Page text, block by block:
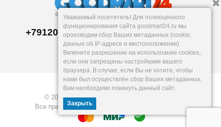
+79120359762, +79120359761 MAX,TG
Склад в Екатеринбург е
Пн-Пт: 10-19, Сб, Вс: вых.
info@goodmart24.ru
© 2026, GoodMart24.ru — Склад низких цен.
Все права защищены. Разработка —
VOID MEDIA
Уважаемый посетитель! Для полноценного
функционирования сайта goodmart24.ru мы
производим сбор Ваших метаданных (cookie,
данные об IP-адресе и местоположении).
Включите разрешение на использоание cookies,
если они запрещены настройками вашего
браузера. В случае, если Вы не хотите, чтобы
нами был осуществлён сбор Ваших метаданных,
Вам необходимо покинуть данный сайт.
Закрыть